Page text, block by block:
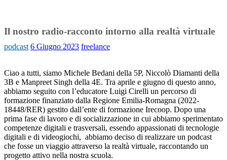
Il nostro radio-racconto intorno alla realtà virtuale
podcast 6 Giugno 2023 freelance
Ciao a tutti, siamo Michele Bedani della 5P, Niccolò Diamanti della
3B e Manpreet Singh della 4E. Tra aprile e giugno di questo anno,
abbiamo seguito con l’educatore Luigi Cirelli un percorso di
formazione finanziato dalla Regione Emilia-Romagna (2022-
18448/RER) gestito dall’ente di formazione Irecoop. Dopo una
prima fase di lavoro e di socializzazione in cui abbiamo sperimentato
competenze digitali e trasversali, essendo appassionati di tecnologie
digitali e di videogiochi, abbiamo deciso di realizzare un podcast
che fosse un viaggio attraverso la realtà virtuale, raccontando un
progetto attivo nella nostra scuola.